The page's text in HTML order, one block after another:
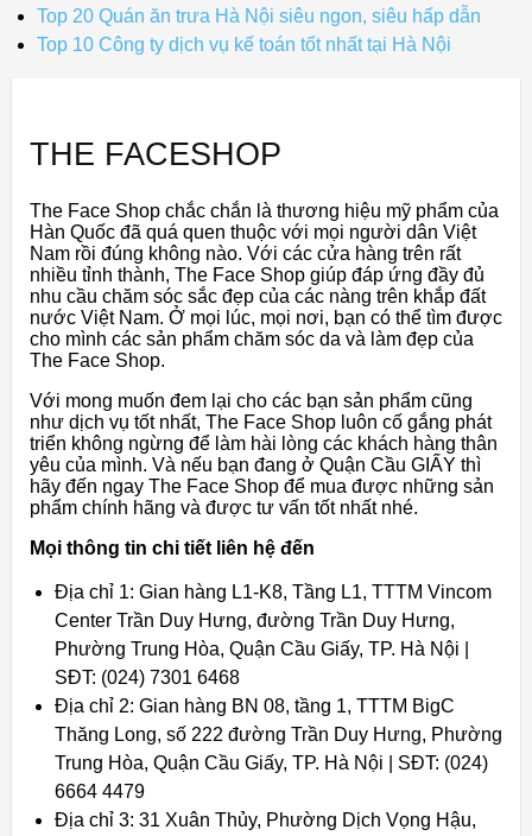
Top 20 Quán ăn trưa Hà Nội siêu ngon, siêu hấp dẫn
Top 10 Công ty dịch vụ kế toán tốt nhất tại Hà Nội
THE FACESHOP
The Face Shop chắc chắn là thương hiệu mỹ phẩm của
Hàn Quốc đã quá quen thuộc với mọi người dân Việt
Nam rồi đúng không nào. Với các cửa hàng trên rất
nhiều tỉnh thành, The Face Shop giúp đáp ứng đầy đủ
nhu cầu chăm sóc sắc đẹp của các nàng trên khắp đất
nước Việt Nam. Ở mọi lúc, mọi nơi, bạn có thể tìm được
cho mình các sản phẩm chăm sóc da và làm đẹp của
The Face Shop.
Với mong muốn đem lại cho các bạn sản phẩm cũng
như dịch vụ tốt nhất, The Face Shop luôn cố gắng phát
triển không ngừng để làm hài lòng các khách hàng thân
yêu của mình. Và nếu bạn đang ở Quận Cầu GIẤY thì
hãy đến ngay The Face Shop để mua được những sản
phẩm chính hãng và được tư vấn tốt nhất nhé.
Mọi thông tin chi tiết liên hệ đến
Địa chỉ 1: Gian hàng L1-K8, Tầng L1, TTTM Vincom
Center Trần Duy Hưng, đường Trần Duy Hưng,
Phường Trung Hòa, Quận Cầu Giấy, TP. Hà Nội |
SĐT: (024) 7301 6468
Địa chỉ 2: Gian hàng BN 08, tầng 1, TTTM BigC
Thăng Long, số 222 đường Trần Duy Hưng, Phường
Trung Hòa, Quận Cầu Giấy, TP. Hà Nội | SĐT: (024)
6664 4479
Địa chỉ 3: 31 Xuân Thủy, Phường Dịch Vọng Hậu,